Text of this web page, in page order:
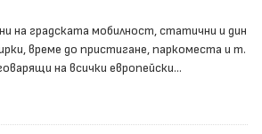
на градската мобилност, статични и дин
време до пристигане, паркоместа и т.
на всички европейски...